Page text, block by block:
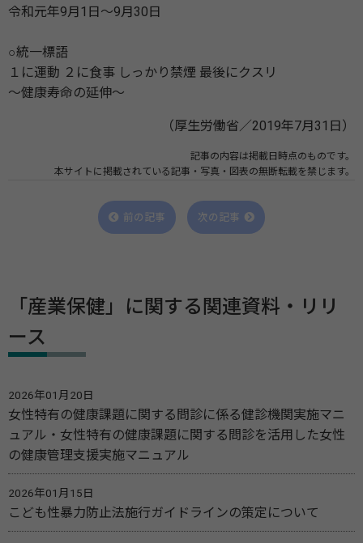
令和元年9月1日～9月30日
○統一標語
１に運動 ２に食事 しっかり禁煙 最後にクスリ
～健康寿命の延伸～
（厚生労働省／2019年7月31日）
記事の内容は掲載日時点のものです。
本サイトに掲載されている記事・写真・図表の無断転載を禁じます。
前の記事 次の記事
「産業保健」に関する関連資料・リリ
ース
2026年01月20日
女性特有の健康課題に関する問診に係る健診機関実施マニ
ュアル・女性特有の健康課題に関する問診を活用した女性
の健康管理支援実施マニュアル
2026年01月15日
こども性暴力防止法施行ガイドラインの策定について